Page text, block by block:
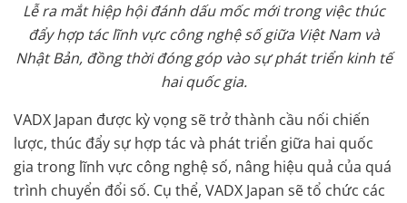
Lễ ra mắt hiệp hội đánh dấu mốc mới trong việc thúc
đẩy hợp tác lĩnh vực công nghệ số giữa Việt Nam và
Nhật Bản, đồng thời đóng góp vào sự phát triển kinh tế
hai quốc gia.
VADX Japan được kỳ vọng sẽ trở thành cầu nối chiến
lược, thúc đẩy sự hợp tác và phát triển giữa hai quốc
gia trong lĩnh vực công nghệ số, nâng hiệu quả của quá
trình chuyển đổi số. Cụ thể, VADX Japan sẽ tổ chức các